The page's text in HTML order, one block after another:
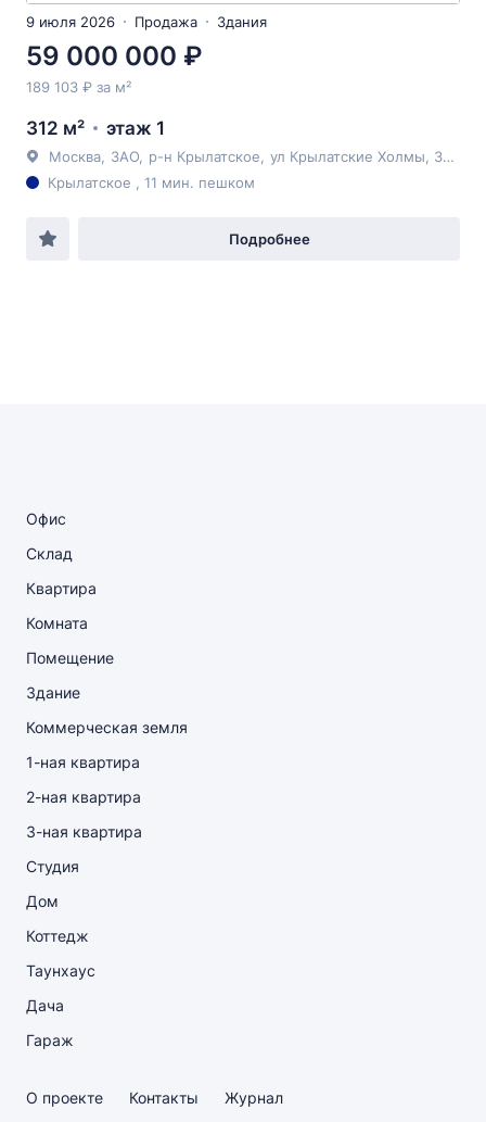
9 июля 2026 Продажа Здания
59 000 000 ₽
189 103 ₽ за м²
312 м² этаж 1
Москва ЗАО р-н Крылатское ул Крылатские Холмы , 30А
Крылатское , 11 мин. пешком
Подробнее
Офис
Склад
Квартира
Комната
Помещение
Здание
Коммерческая земля
1-ная квартира
2-ная квартира
3-ная квартира
Студия
Дом
Коттедж
Таунхаус
Дача
Гараж
О проекте Контакты Журнал